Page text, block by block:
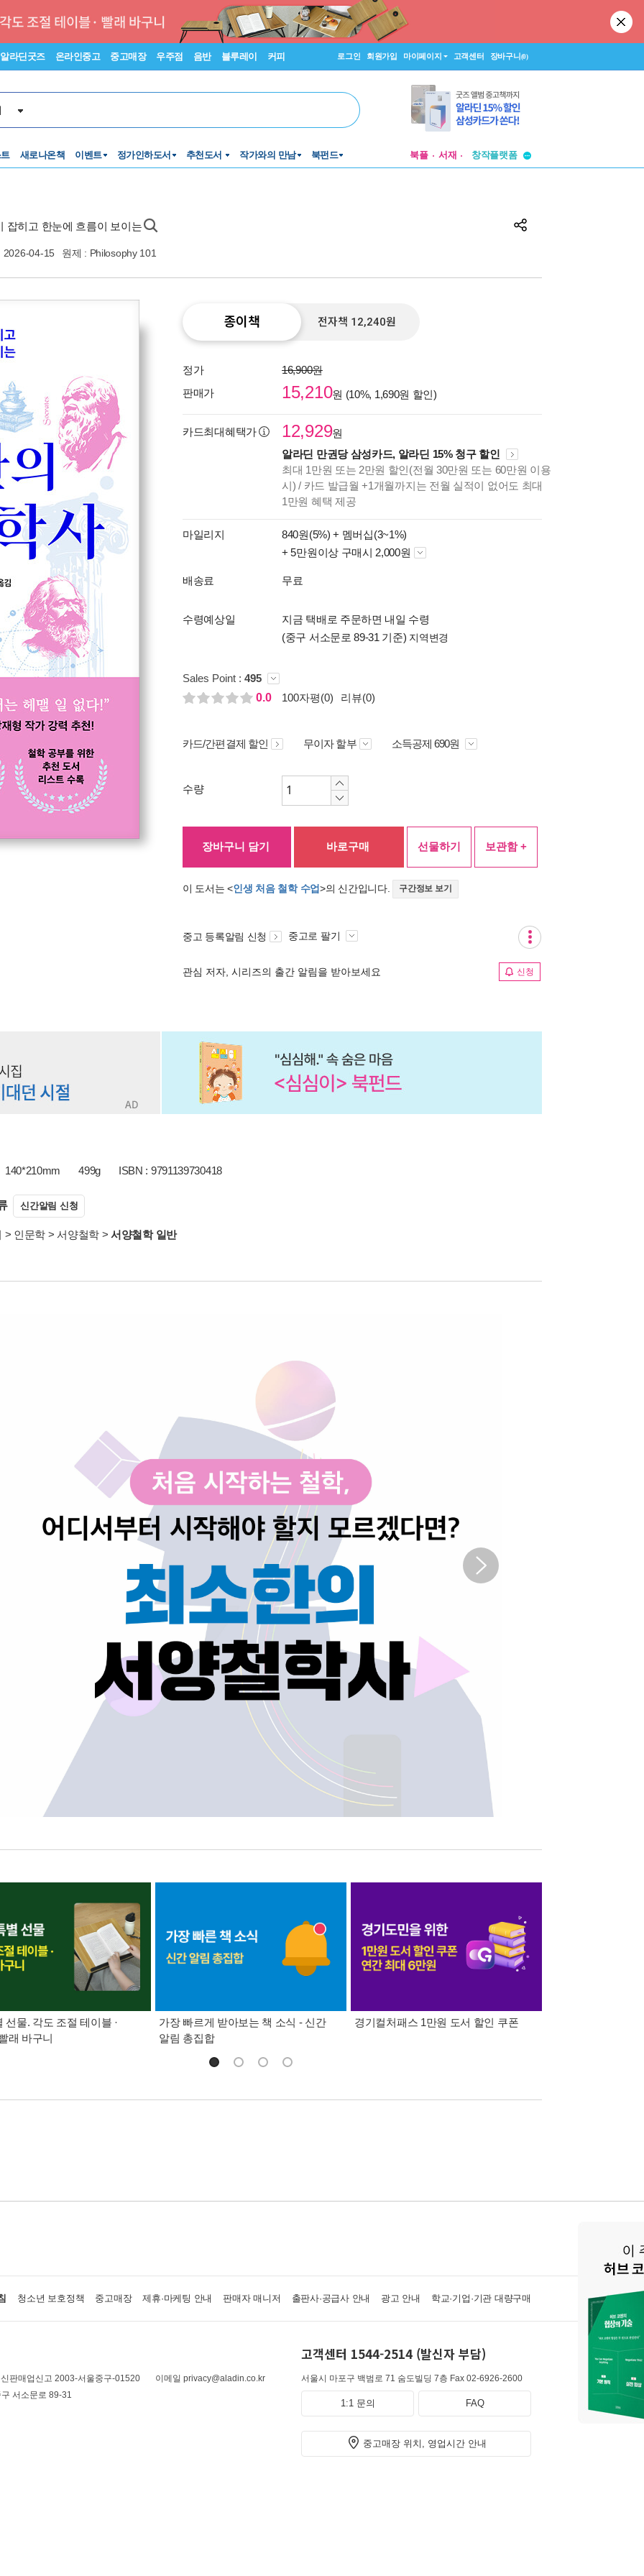
알라딘굿즈 온라인중고 중고매장 우주점 음반 블루레이 커피 로그인 회원가입 마이페이지 고객센터 장바구니(0)
새로나온책 이벤트 정가인하도서 추천도서 작가와의 만남 북펀드 북플 서재
창작플랫폼
잡히고 한눈에 흐름이 보이는
2026-04-15 원제 : Philosophy 101
종이책 전자책 12,240원
정가
16,900원
판매가
15,210원 (10%, 1,690원 할인)
카드최대혜택가 12,929원
알라딘 만권당 삼성카드, 알라딘 15% 청구 할인
최대 1만원 또는 2만원 할인(전월 30만원 또는 60만원 이용
시) / 카드 발급월 +1개월까지는 전월 실적이 없어도 최대
1만원 혜택 제공
마일리지 840원(5%) + 멤버십(3~1%)
+ 5만원이상 구매시 2,000원
배송료 무료
수령예상일
지금 택배로 주문하면 내일 수령
(중구 서소문로 89-31 기준) 지역변경
Sales Point : 495
0.0
100자평(0) 리뷰(0)
카드/간편결제 할인 무이자 할부 소득공제 690원
수량
장바구니 담기 바로구매 선물하기 보관함 +
이 도서는 <인생 처음 철학 수업>의 신간입니다. 구간정보 보기
중고 등록알림 신청 중고로 팔기
관심 저자, 시리즈의 출간 알림을 받아보세요 신청
140*210mm 499g ISBN : 9791139730418
신간알림 신청
> 인문학 >서양철학>서양철학 일반
선물. 각도 조절 테이블 ·
래 바구니
가장 빠르게 받아보는 책 소식 - 신간
알림 총집합
경기컬처패스 1만원 도서 할인 쿠폰
청소년 보호정책 중고매장 제휴·마케팅 안내 판매자 매니저 출판사·공급사 안내 광고 안내 학교·기업·기관 대량구매
판매업신고 2003-서울중구-01520
이메일 privacy@aladin.co.kr
서소문로 89-31
고객센터 1544-2514 (발신자 부담)
서울시 마포구 백범로 71 숨도빌딩 7층 Fax 02-6926-2600
1:1 문의 FAQ
중고매장 위치, 영업시간 안내